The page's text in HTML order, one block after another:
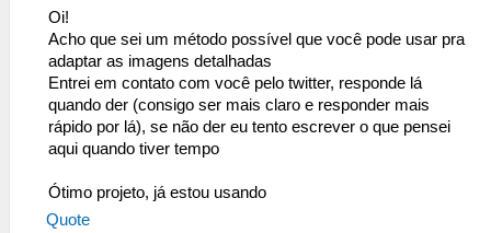
Oi!
Acho que sei um método possível que você pode usar pra
adaptar as imagens detalhadas
Entrei em contato com você pelo twitter, responde lá
quando der (consigo ser mais claro e responder mais
rápido por lá), se não der eu tento escrever o que pensei
aqui quando tiver tempo
Ótimo projeto, já estou usando
Quote